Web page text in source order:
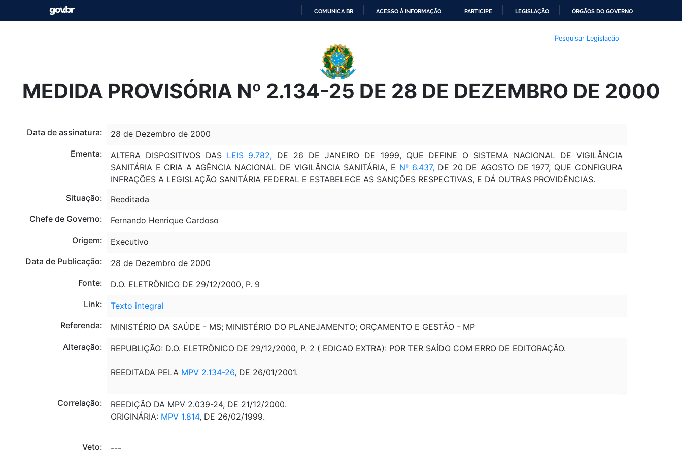
O
CONTEÚDO
COMUNICA BR ACESSO À INFORMAÇÃO PARTICIPE LEGISLAÇÃO ÓRGÃOS DO GOVERNO
Pesquisar Legislação
MEDIDA PROVISÓRIA Nº 2.134-25 DE 28 DE DEZEMBRO DE 2000
Data de assinatura:
28 de Dezembro de 2000
Ementa:
ALTERA DISPOSITIVOS DASLEIS 9.782, DE 26 DE JANEIRO DE 1999, QUE DEFINE O SISTEMA NACIONAL DE VIGILÂNCIA
SANITÁRIA E CRIA A AGÊNCIA NACIONAL DE VIGILÂNCIA SANITÁRIA, E Nº 6.437, DE 20 DE AGOSTO DE 1977, QUE CONFIGURA
INFRAÇÕES A LEGISLAÇÃO SANITÁRIA FEDERAL E ESTABELECE AS SANÇÕES RESPECTIVAS, E DÁ OUTRAS PROVIDÊNCIAS.
Situação:
Reeditada
Chefe de Governo:
Fernando Henrique Cardoso
Origem:
Executivo
Data de Publicação:
28 de Dezembro de 2000
Fonte:
D.O. ELETRÔNICO DE 29/12/2000, P. 9
Link:
Texto integral
Referenda:
MINISTÉRIO DA SAÚDE - MS; MINISTÉRIO DO PLANEJAMENTO; ORÇAMENTO E GESTÃO - MP
Alteração:
REPUBLIÇÃO: D.O. ELETRÔNICO DE 29/12/2000, P. 2 ( EDICAO EXTRA): POR TER SAÍDO COM ERRO DE EDITORAÇÃO.
REEDITADA PELA MPV 2.134-26, DE 26/01/2001.
Correlação:
REEDIÇÃO DA MPV 2.039-24, DE 21/12/2000.
ORIGINÁRIA: MPV 1.814, DE 26/02/1999.
Veto: ---